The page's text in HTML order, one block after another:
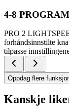
4-8
PRO 2
forhåndsinnstilte
tilpasse
Oppdag flere
Kanskje